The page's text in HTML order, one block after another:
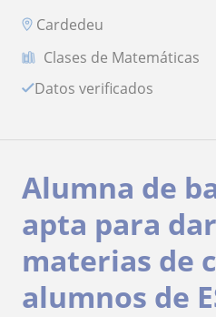
Cardedeu
Clases de Matemáticas
Datos verificados
Alumna de
apta para
materias de
alumnos de